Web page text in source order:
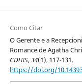
Como Citar
O Gerente e a
Romance de Agatha
CDHIS,34(1), 117-131.
https://doi.org/